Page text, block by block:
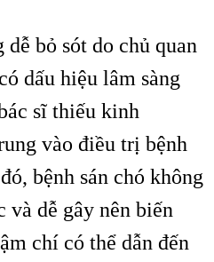
bỏ sót do chủ quan
dấu hiệu lâm sàng
sĩ thiếu kinh
vào điều trị bệnh
bệnh sán chó không
và dễ gây nên biến
chí có thể dẫn đến